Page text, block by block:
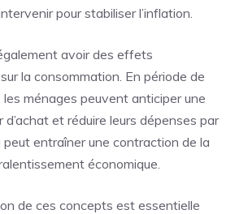
pour stabiliser l’inflation.
avoir des effets
la consommation. En période de
les ménages peuvent anticiper une
et réduire leurs dépenses par
peut entraîner une contraction de la
économique.
de ces concepts est essentielle